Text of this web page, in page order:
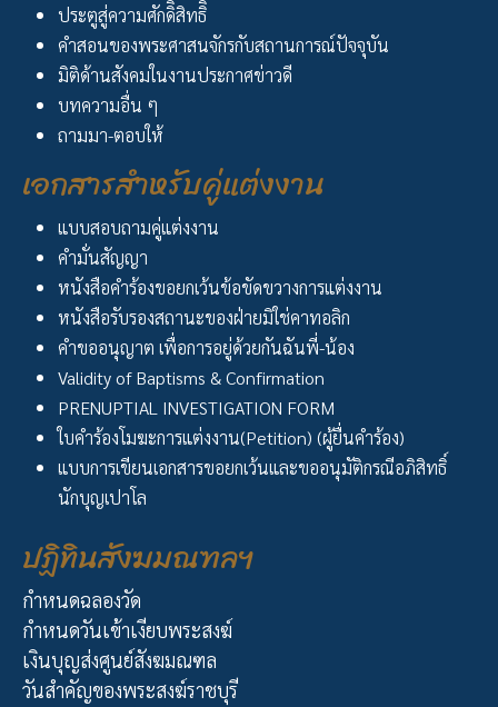
ประตูสู่ความศักดิิ์สิทธิิ์
คำสอนของพระศาสนจักรกับสถานการณ์ปัจจุบัน
มิติด้านสังคมในงานประกาศข่าวดี
บทความอื่น ๆ
ถามมา-ตอบให้
เอกสารสำหรับคู่แต่งงาน
แบบสอบถามคู่แต่งงาน
คำมั่นสัญญา
หนังสือคำร้องขอยกเว้นข้อขัดขวางการแต่งงาน
หนังสือรับรองสถานะของฝ่ายมิใช่คาทอลิก
คำขออนุญาต เพื่อการอยู่ด้วยกันฉันพี่-น้อง
Validity of Baptisms & Confirmation
PRENUPTIAL INVESTIGATION FORM
ใบคำร้องโมฆะการแต่งงาน(Petition) (ผู้ยื่นคำร้อง)
แบบการเขียนเอกสารขอยกเว้นและขออนุมัติกรณีอภิสิทธิ์
นักบุญเปาโล
ปฏิทินสังฆมณฑลฯ
กำหนดฉลองวัด
กำหนดวันเข้าเงียบพระสงฆ์
เงินบุญส่งศูนย์สังฆมณฑล
วันสำคัญของพระสงฆ์ราชบุรี